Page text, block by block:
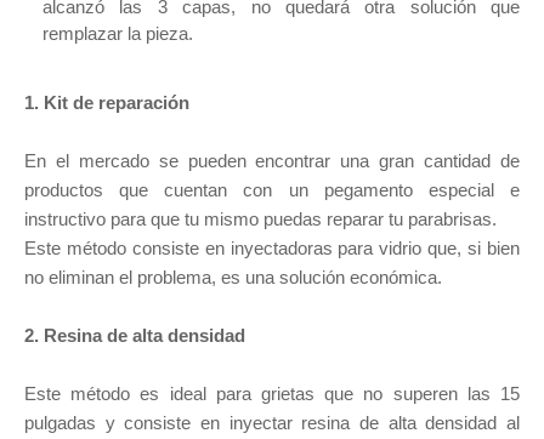
alcanzó las 3 capas, no quedará otra solución que
remplazar la pieza.
1. Kit de reparación
En el mercado se pueden encontrar una gran cantidad de
productos que cuentan con un pegamento especial e
instructivo para que tu mismo puedas reparar tu parabrisas.
Este método consiste en inyectadoras para vidrio que, si bien
no eliminan el problema, es una solución económica.
2. Resina de alta densidad
Este método es ideal para grietas que no superen las 15
pulgadas y consiste en inyectar resina de alta densidad al